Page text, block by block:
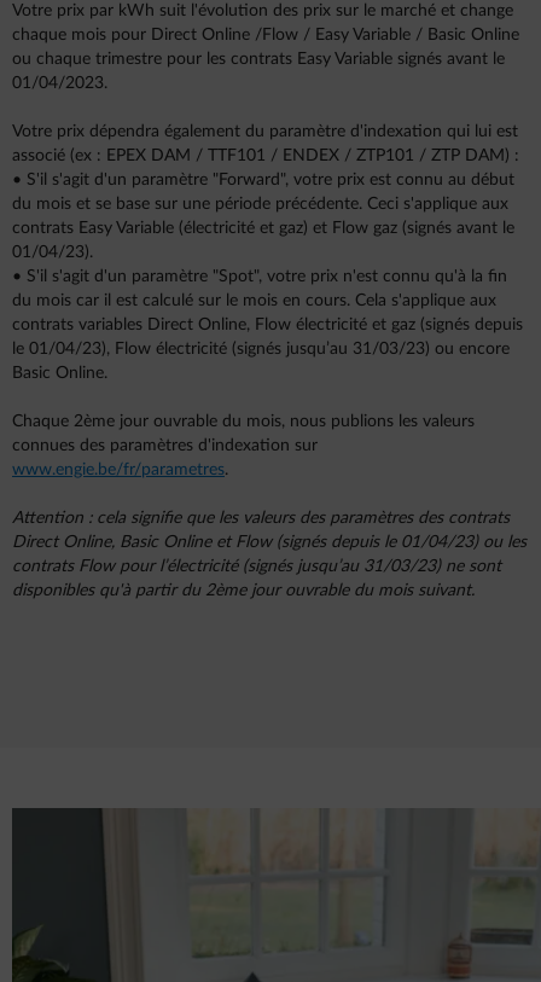
Votre prix par kWh suit l'évolution des prix sur le marché et change
chaque mois pour Direct Online /Flow / Easy Variable / Basic Online
ou chaque trimestre pour les contrats Easy Variable signés avant le
01/04/2023.
Votre prix dépendra également du paramètre d'indexation qui lui est
associé (ex : EPEX DAM / TTF101 / ENDEX / ZTP101 / ZTP DAM) :
• S'il s'agit d'un paramètre "Forward", votre prix est connu au début
du mois et se base sur une période précédente. Ceci s'applique aux
contrats Easy Variable (électricité et gaz) et Flow gaz (signés avant le
01/04/23).
• S'il s'agit d'un paramètre "Spot", votre prix n'est connu qu'à la fin
du mois car il est calculé sur le mois en cours. Cela s'applique aux
contrats variables Direct Online, Flow électricité et gaz (signés depuis
le 01/04/23), Flow électricité (signés jusqu’au 31/03/23) ou encore
Basic Online.
Chaque 2ème jour ouvrable du mois, nous publions les valeurs
connues des paramètres d'indexation sur
www.engie.be/fr/parametres.
Attention : cela signifie que les valeurs des paramètres des contrats
Direct Online, Basic Online et Flow (signés depuis le 01/04/23) ou les
contrats Flow pour l’électricité (signés jusqu’au 31/03/23) ne sont
disponibles qu'à partir du 2ème jour ouvrable du mois suivant.